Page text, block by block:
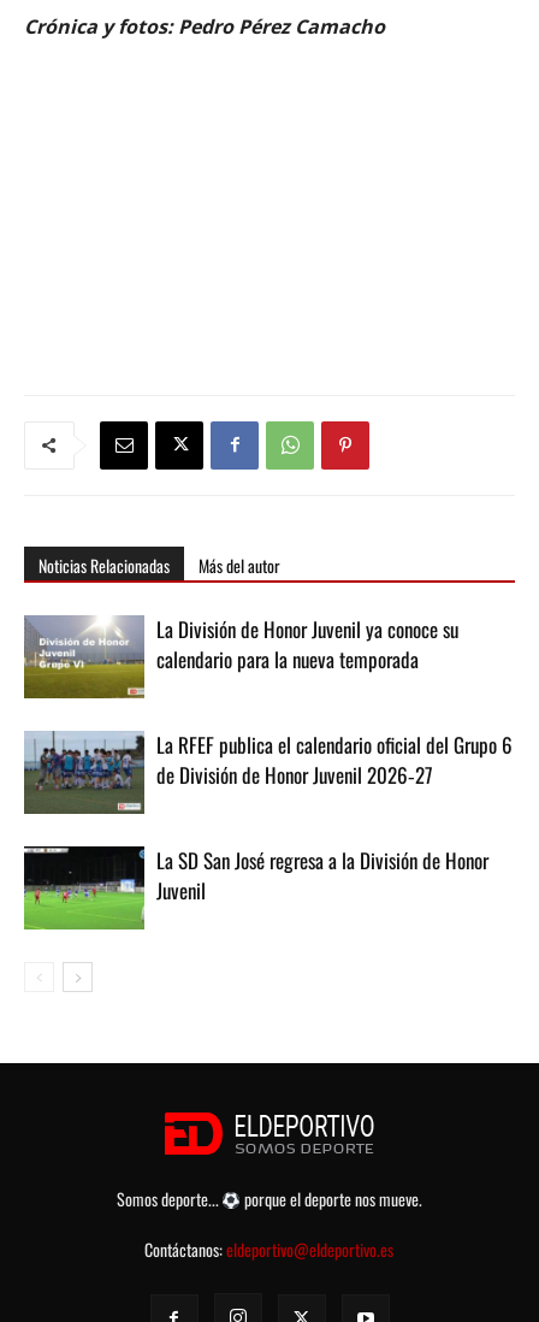
Crónica y fotos: Pedro Pérez Camacho
Noticias Relacionadas Más del autor
La División de Honor Juvenil ya conoce su
calendario para la nueva temporada
La RFEF publica el calendario oficial del Grupo 6
de División de Honor Juvenil 2026‑27
La SD San José regresa a la División de Honor
Juvenil
Somos deporte...
porque el deporte nos mueve.
Contáctanos:eldeportivo@eldeportivo.es